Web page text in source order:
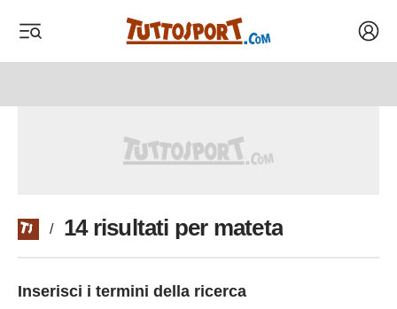
/ 14 risultati per mateta
Inserisci i termini della ricerca